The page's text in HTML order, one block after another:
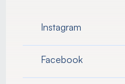
Instagram
Facebook